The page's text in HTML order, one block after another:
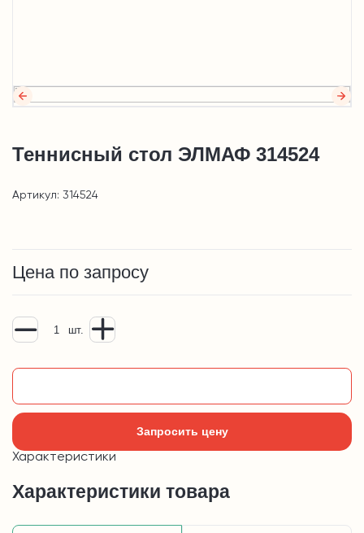
Теннисный стол ЭЛМАФ 314524
Артикул: 314524
Цена по запросу
шт.
Запросить цену
Характеристики
Характеристики товара